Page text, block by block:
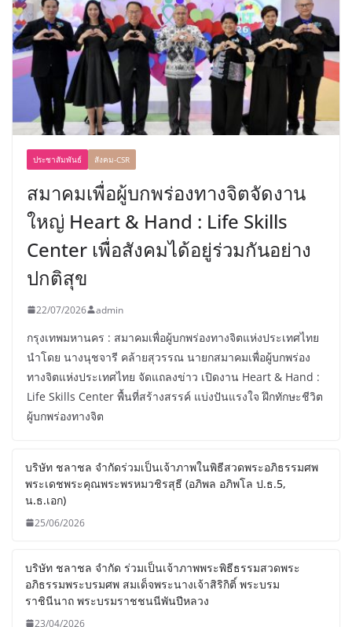
ประชาสัมพันธ์ สังคม-CSR
สมาคมเพื่อผู้บกพร่องทางจิตจัดงาน
ใหญ่ Heart & Hand : Life Skills
Center เพื่อสังคมได้อยู่ร่วมกันอย่าง
ปกติสุข
22/07/2026 admin
กรุงเทพมหานคร : สมาคมเพื่อผู้บกพร่องทางจิตแห่งประเทศไทย
นำโดย นางนุชจารี คล้ายสุวรรณ นายกสมาคมเพื่อผู้บกพร่อง
ทางจิตแห่งประเทศไทย จัดแถลงข่าว เปิดงาน Heart & Hand :
Life Skills Center พื้นที่สร้างสรรค์ แบ่งปันแรงใจ ฝึกทักษะชีวิต
ผู้บกพร่องทางจิต
บริษัท ชลาชล จำกัดร่วมเป็นเจ้าภาพในพิธีสวดพระอภิธรรมศพ
พระเดชพระคุณพระพรหมวชิรสุธี (อภิพล อภิพโล ป.ธ.5,
น.ธ.เอก)
25/06/2026
บริษัท ชลาชล จำกัด ร่วมเป็นเจ้าภาพพระพิธีธรรมสวดพระ
อภิธรรมพระบรมศพ สมเด็จพระนางเจ้าสิริกิติ์ พระบรม
ราชินีนาถ พระบรมราชชนนีพันปีหลวง
23/04/2026